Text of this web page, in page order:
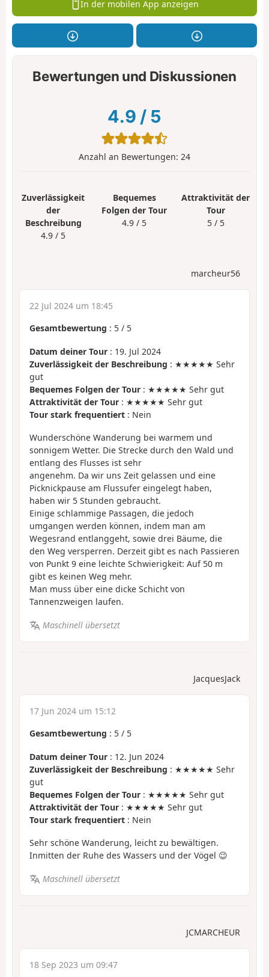
In der mobilen App anzeigen
Bewertungen und Diskussionen
4.9 / 5
Anzahl an Bewertungen: 24
Zuverlässigkeit
der
Beschreibung
4.9 / 5
Bequemes
Folgen der Tour
4.9 / 5
Attraktivität der
Tour
5 / 5
marcheur56
22 Jul 2024 um 18:45
Gesamtbewertung : 5 / 5
Datum deiner Tour : 19. Jul 2024
Zuverlässigkeit der Beschreibung : ★★★★★ Sehr
gut
Bequemes Folgen der Tour : ★★★★★ Sehr gut
Attraktivität der Tour : ★★★★★ Sehr gut
Tour stark frequentiert : Nein
Wunderschöne Wanderung bei warmem und
sonnigem Wetter. Die Strecke durch den Wald und
entlang des Flusses ist sehr
angenehm. Da wir uns Zeit gelassen und eine
Picknickpause am Flussufer eingelegt haben,
haben wir 5 Stunden gebraucht.
Einige schlammige Passagen, die jedoch
umgangen werden können, indem man am
Wegesrand entlanggeht, sowie drei Bäume, die
den Weg versperren. Derzeit gibt es nach Passieren
von Punkt 9 eine leichte Schwierigkeit: Auf 50 m
gibt es keinen Weg mehr.
Man muss über eine dicke Schicht von
Tannenzweigen laufen.
Maschinell übersetzt
JacquesJack
17 Jun 2024 um 15:12
Gesamtbewertung : 5 / 5
Datum deiner Tour : 12. Jun 2024
Zuverlässigkeit der Beschreibung : ★★★★★ Sehr
gut
Bequemes Folgen der Tour : ★★★★★ Sehr gut
Attraktivität der Tour : ★★★★★ Sehr gut
Tour stark frequentiert : Nein
Sehr schöne Wanderung, leicht zu bewältigen.
Inmitten der Ruhe des Wassers und der Vögel 😉
Maschinell übersetzt
JCMARCHEUR
18 Sep 2023 um 09:47